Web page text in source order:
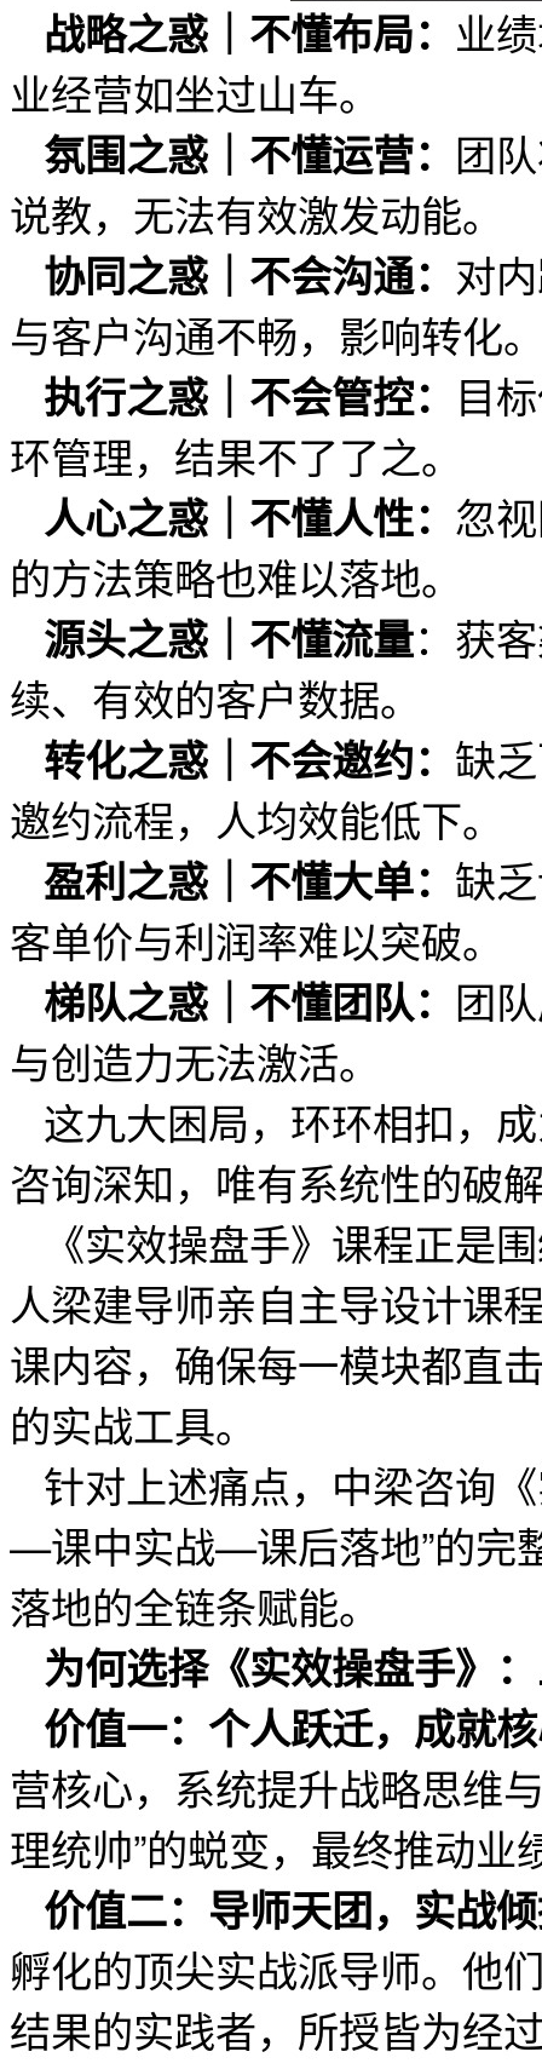
战略之惑｜不懂布局： 业
业经营如坐过山车。
氛围之惑｜不懂运营： 团
说教，无法有效激发动能。
协同之惑｜不会沟通： 对
与客户沟通不畅，影响转化
执行之惑｜不会管控： 目
环管理，结果不了了之。
人心之惑｜不懂人性： 忽
的方法策略也难以落地。
源头之惑｜不懂流量：获
续、有效的客户数据。
转化之惑｜不会邀约： 缺
邀约流程，人均效能低下。
盈利之惑｜不懂大单： 缺
客单价与利润率难以突破。
梯队之惑｜不懂团队： 团
与创造力无法激活。
这九大困局，环环相扣，
咨询深知，唯有系统性的破
《实效操盘手》课程正是
人梁建导师亲自主导设计课
课内容，确保每一模块都直
的实战工具。
针对上述痛点，中梁咨询
—课中实战—课后落地”的完
落地的全链条赋能。
为何选择《实效操盘手》
价值一：个人跃迁，成就
营核心，系统提升战略思维
理统帅”的蜕变，最终推动业
价值二：导师天团，实战
孵化的顶尖实战派导师。他
结果的实践者，所授皆为经